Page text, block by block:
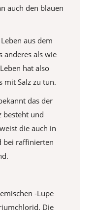
auch den blauen
aus dem
anderes als wie
hat also
mit Salz zu tun.
das der
besteht und
die auch in
bei raffinierten
-Lupe
Die